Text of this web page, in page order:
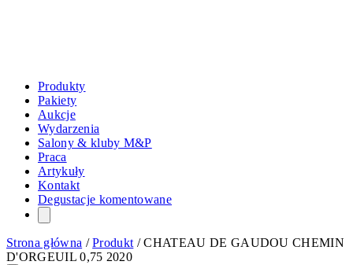
Produkty
Pakiety
Aukcje
Wydarzenia
Salony & kluby M&P
Praca
Artykuły
Kontakt
Degustacje komentowane
Strona główna /Produkt /CHATEAU DE GAUDOU CHEMIN
D'ORGEUIL 0,75 2020